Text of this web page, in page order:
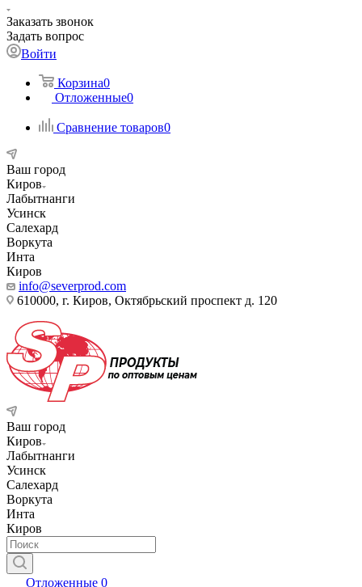
Заказать звонок
Задать вопрос
Войти
Корзина0
Отложенные0
Сравнение товаров0
Ваш город
Киров
Лабытнанги
Усинск
Салехард
Воркута
Инта
Киров
info@severprod.com
610000, г. Киров, Октябрьский проспект д. 120
Ваш город
Киров
Лабытнанги
Усинск
Салехард
Воркута
Инта
Киров
Отложенные 0